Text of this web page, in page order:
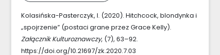
Kolasińska-Pasterczyk, I. (2020). Hitchcock, blondynka i
„spojrzenie” (postaci grane przez Grace Kelly).
Załącznik Kulturoznawczy, (7), 63–92.
https://doi.org/10.21697/zk.2020.7.03